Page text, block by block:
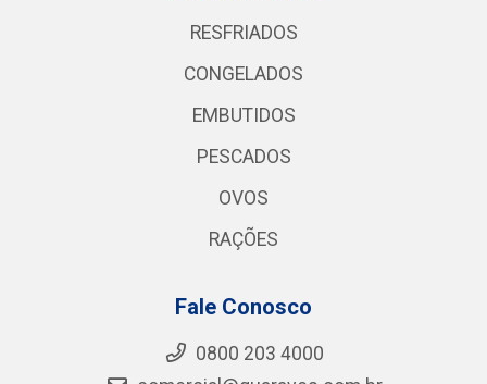
RESFRIADOS
CONGELADOS
EMBUTIDOS
PESCADOS
OVOS
RAÇÕES
Fale Conosco
0800 203 4000